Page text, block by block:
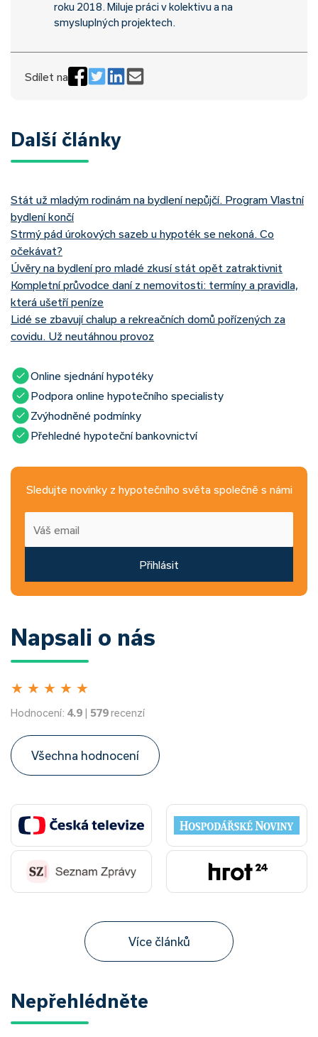
roku 2018. Miluje práci v kolektivu a na
smysluplných projektech.
Sdílet na
Další články
Stát už mladým rodinám na bydlení nepůjčí. Program Vlastní
bydlení končí
Strmý pád úrokových sazeb u hypoték se nekoná. Co
očekávat?
Úvěry na bydlení pro mladé zkusí stát opět zatraktivnit
Kompletní průvodce daní z nemovitosti: termíny a pravidla,
která ušetří peníze
Lidé se zbavují chalup a rekreačních domů pořízených za
covidu. Už neutáhnou provoz
Online sjednání hypotéky
Podpora online hypotečního specialisty
Zvýhodněné podmínky
Přehledné hypoteční bankovnictví
Sledujte novinky z hypotečního světa společně s námi
Přihlásit
Napsali o nás
★ ★ ★ ★ ★
Hodnocení: 4.9 | 579recenzí
Všechna hodnocení
Více článků
Nepřehlédněte